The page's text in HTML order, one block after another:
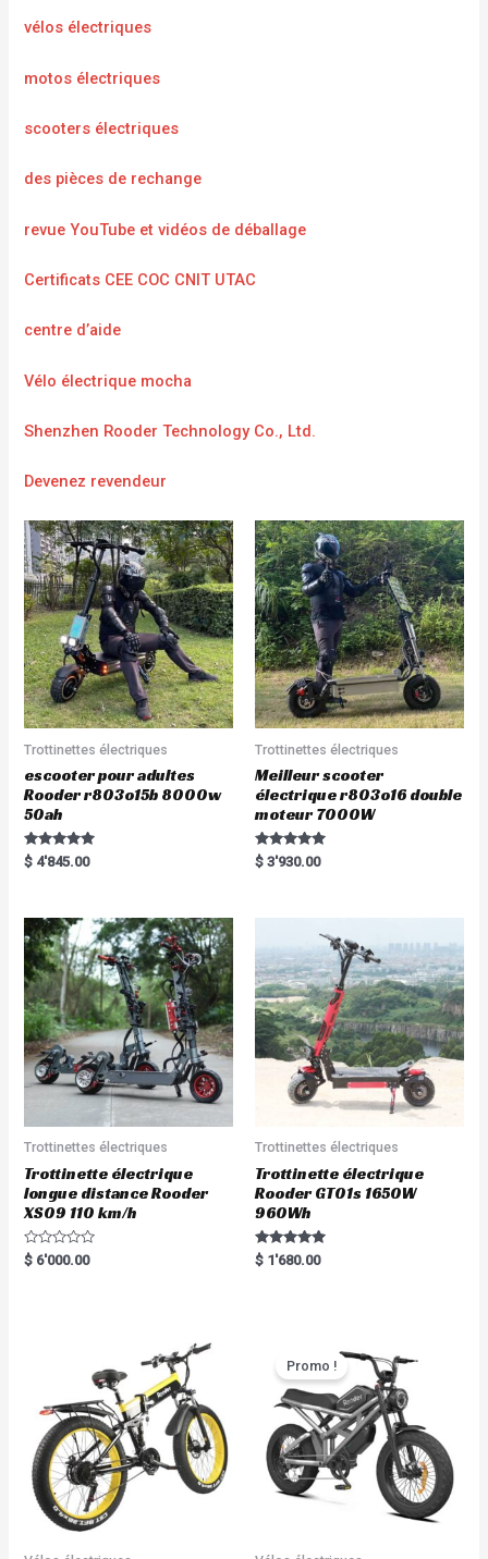
vélos électriques
motos électriques
scooters électriques
des pièces de rechange
revue YouTube et vidéos de déballage
Certificats CEE COC CNIT UTAC
centre d’aide
Vélo électrique mocha
Shenzhen Rooder Technology Co., Ltd.
Devenez revendeur
Trottinettes électriques
escooter pour adultes
Rooder r803o15b 8000w
50ah
Rated
5.00
$ 4'845.00
Trottinettes électriques
Meilleur scooter
électrique r803o16 double
moteur 7000W
Rated
5.00
$ 3'930.00
Trottinettes électriques
Trottinette électrique
longue distance Rooder
XS09 110 km/h
R
a
$ 6'000.00
Trottinettes électriques
Trottinette électrique
Rooder GT01s 1650W
960Wh
Rated
5.00
$ 1'680.00
Promo !